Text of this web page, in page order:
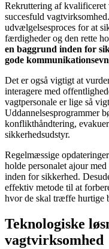
Rekruttering af kvalificeret
succesfuld
udvælgelsesproces for at
færdigheder og den rette
en baggrund inden for
gode
Det er også vigtigt at
interagere med
vagtpersonale er lige så
Uddannelsesprogrammer
konflikthåndtering,
sikkerhedsudstyr.
Regelmæssige
holde personalet ajour
inden for sikkerhed.
effektiv metode til at
hvor de skal træffe hurtige
Teknologiske
vagtvirksomhed